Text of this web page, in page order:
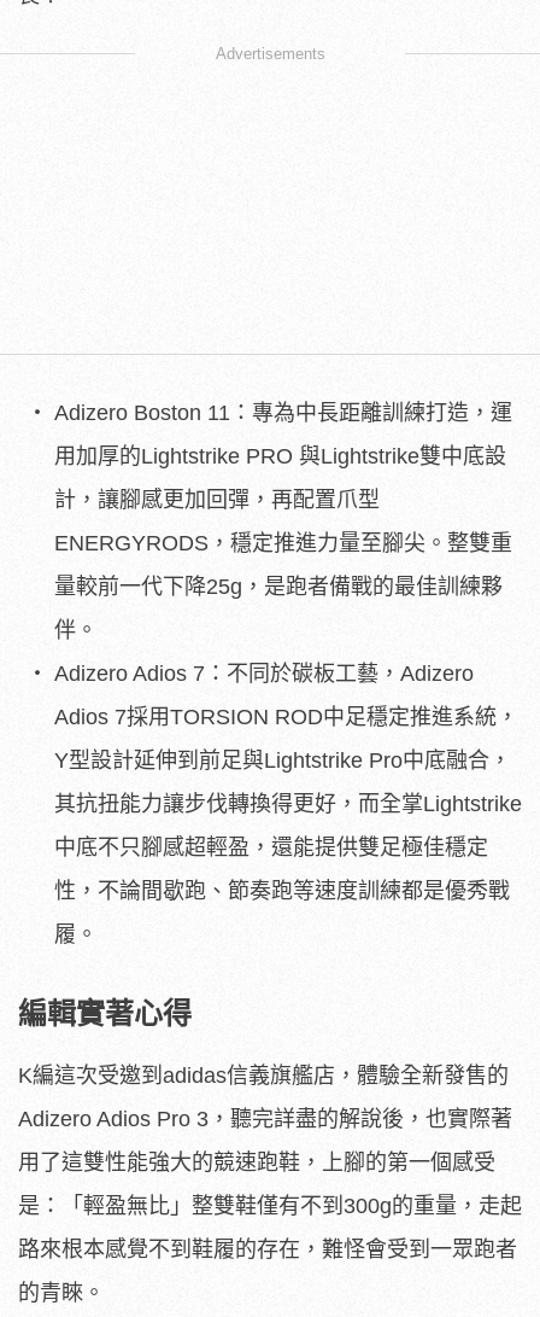
Advertisements
Adizero Boston 11：專為中長距離訓練打造，運
用加厚的Lightstrike PRO 與Lightstrike雙中底設
計，讓腳感更加回彈，再配置爪型
ENERGYRODS，穩定推進力量至腳尖。整雙重
量較前一代下降25g，是跑者備戰的最佳訓練夥
伴。
Adizero Adios 7：不同於碳板工藝，Adizero
Adios 7採用TORSION ROD中足穩定推進系統，
Y型設計延伸到前足與Lightstrike Pro中底融合，
其抗扭能力讓步伐轉換得更好，而全掌Lightstrike
中底不只腳感超輕盈，還能提供雙足極佳穩定
性，不論間歇跑、節奏跑等速度訓練都是優秀戰
履。
編輯實著心得
K編這次受邀到adidas信義旗艦店，體驗全新發售的
Adizero Adios Pro 3，聽完詳盡的解說後，也實際著
用了這雙性能強大的競速跑鞋，上腳的第一個感受
是：「輕盈無比」整雙鞋僅有不到300g的重量，走起
路來根本感覺不到鞋履的存在，難怪會受到一眾跑者
的青睞。